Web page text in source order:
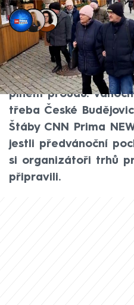
CNN Prima NEWS
Dominika Fuchsová
Akt. 19. pro 2025, 17:11
•
Svařák, trdelník
náměstích v Česku
plném proudu.
třeba České
Štáby CNN Prima
jestli předvánoční
si organizátoři trhů
připravili.